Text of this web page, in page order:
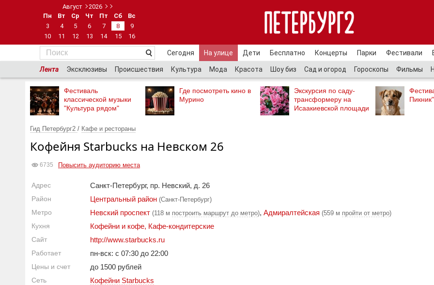
Август
2026
Пн
Вт Ср Чт Пт Сб
Вс
3
4 5 6 7 8
9
10
11 12 13 14 15 16
Сегодня На улице Дети Бесплатно Концерты Парки Фестивали
Лента Эксклюзивы Происшествия Культура Мода Красота Шоу биз Сад и огород Гороскопы Фильмы
Фестиваль
классической музыки
"Культура рядом"
Где посмотреть кино в
Мурино
Экскурсия по саду-
трансформеру на
Исаакиевской площади
Пикник"
Гид Петербург2 / Кафе и рестораны
Кофейня Starbucks на Невском 26
6735 Повысить аудиторию места
Адрес Санкт-Петербург, пр. Невский, д. 26
Район Центральный район (Санкт-Петербург)
Метро Невский проспект (118 м построить маршрут до метро), Адмиралтейская (559 м пройти от метро)
Кухня Кофейни и кофе, Кафе-кондитерские
Сайт http://www.starbucks.ru
Работает пн-вск: с 07:30 до 22:00
Цены и счет до 1500 рублей
Сеть Кофейни Starbucks